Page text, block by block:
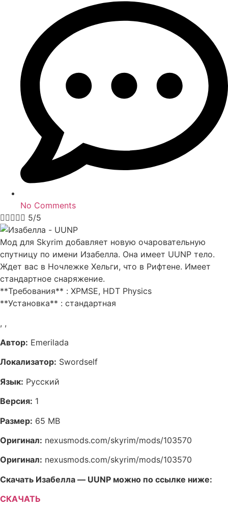
No Comments
 5/5
Мод для Skyrim добавляет новую очаровательную
спутницу по имени Изабелла. Она имеет UUNP тело.
Ждет вас в Ночлежке Хельги, что в Рифтене. Имеет
стандартное снаряжение.
**Требования** : XPMSE, HDT Physics
**Установка** : стандартная
, ,
Автор: Emerilada
Локализатор: Swordself
Язык: Русский
Версия: 1
Размер: 65 MB
Оригинал: nexusmods.com/skyrim/mods/103570
Оригинал: nexusmods.com/skyrim/mods/103570
Скачать Изабелла — UUNP можно по ссылке ниже:
СКАЧАТЬ